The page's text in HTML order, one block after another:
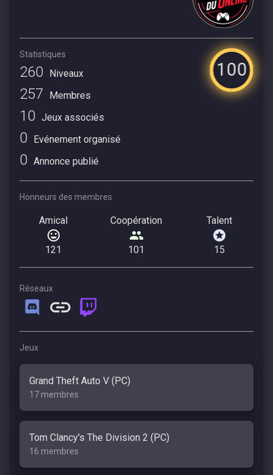
Statistiques
100
260 Niveaux
257 Membres
10 Jeux associés
0 Evénement organisé
0 Annonce publié
Honneurs des membres
Amical
121
Coopération
101
Talent
15
Réseaux
Jeux
Grand Theft Auto V (PC)
17 membres
Tom Clancy's The Division 2 (PC)
16 membres